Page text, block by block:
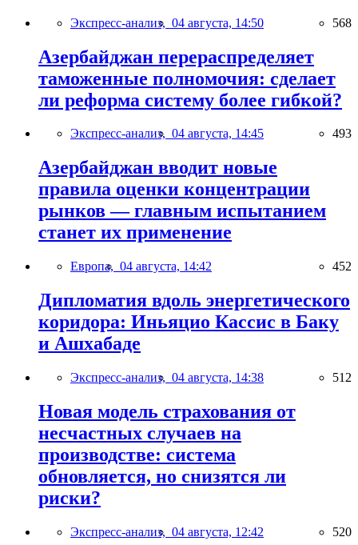
Экспресс-анализ, 04 августа, 14:50 568
Азербайджан перераспределяет
таможенные полномочия: сделает
ли реформа систему более гибкой?
Экспресс-анализ, 04 августа, 14:45 493
Азербайджан вводит новые
правила оценки концентрации
рынков — главным испытанием
станет их применение
Европа, 04 августа, 14:42 452
Дипломатия вдоль энергетического
коридора: Иньяцио Кассис в Баку
и Ашхабаде
Экспресс-анализ, 04 августа, 14:38 512
Новая модель страхования от
несчастных случаев на
производстве: система
обновляется, но снизятся ли
риски?
Экспресс-анализ, 04 августа, 12:42 520